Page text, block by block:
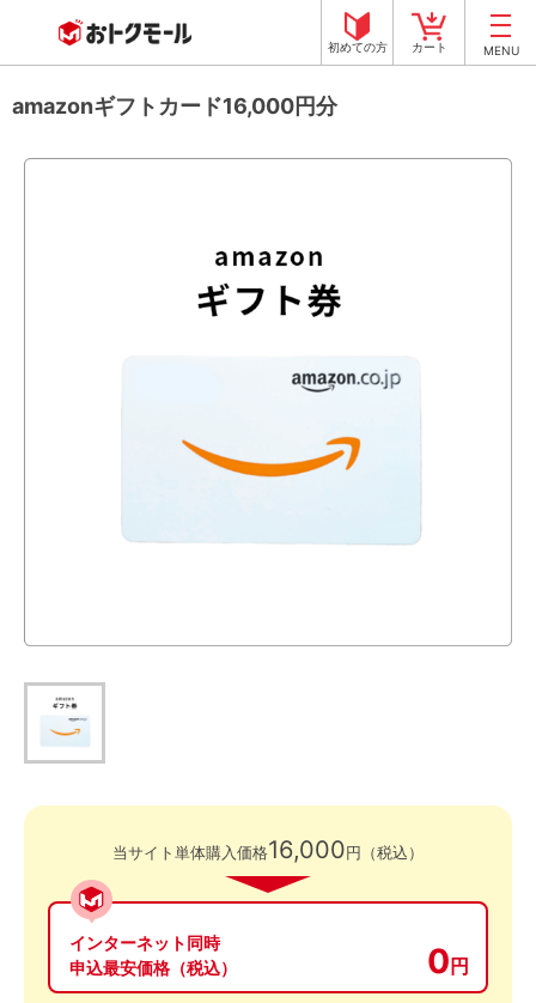
MENU
初めての方 カート
amazonギフトカード16,000円分
当サイト単体購入価格16,000円（税込）
インターネット同時
申込最安価格（税込）
0円